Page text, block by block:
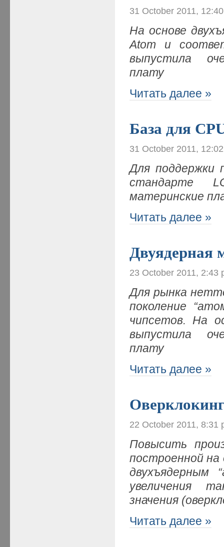
31 October 2011,
На основе
Atom и
выпустила
плату
Читать далее »
База для
31 October 2011,
Для поддержки
стандарте
материнские
Читать далее »
Двуядерная
23 October 2011, 2:43
Для рынка
поколение
чипсетов. На
выпустила
плату
Читать далее »
22 October 2011, 8:31
Повысить
построенной на
двухъядерным
увеличения
значения
Читать далее »